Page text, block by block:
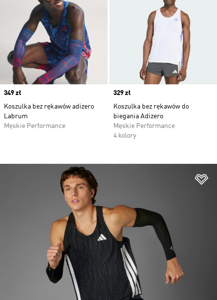
Price
349 zł
Koszulka bez rękawów adizero
Labrum
Męskie Performance
Price
329 zł
Koszulka bez rękawów do
biegania Adizero
Męskie Performance
4 kolory